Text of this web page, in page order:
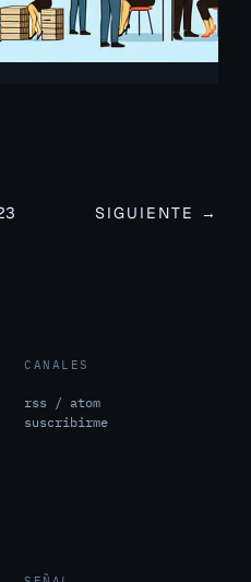
3 SIGUIENTE →
CANALES
rss / atom
suscribirme